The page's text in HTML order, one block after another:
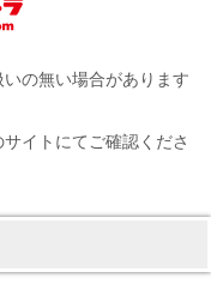
の無い場合があります
イトにてご確認くださ